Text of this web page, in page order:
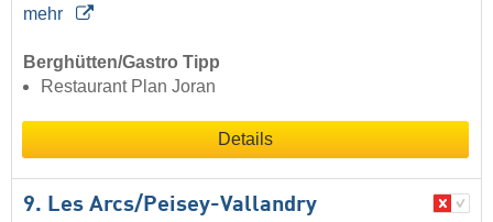
mehr
Berghütten/Gastro Tipp
Restaurant Plan Joran
Details
9. Les Arcs/​Peisey-Vallandry